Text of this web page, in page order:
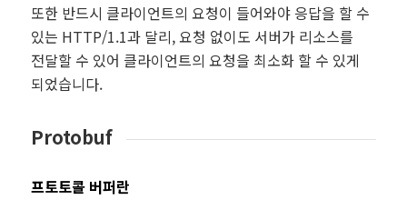
또한 반드시 클라이언트의 요청이 들어와야 응답을 할 수
있는 HTTP/1.1과 달리, 요청 없이도 서버가 리소스를
전달할 수 있어 클라이언트의 요청을 최소화 할 수 있게
되었습니다.
Protobuf
프토토콜 버퍼란